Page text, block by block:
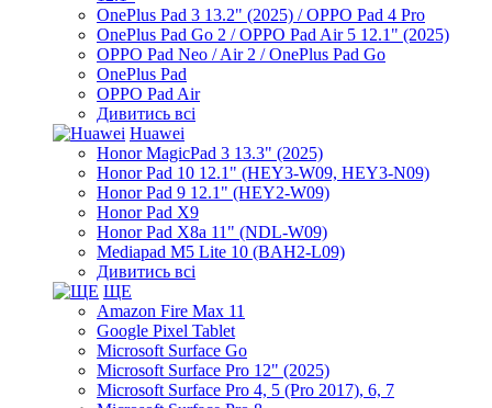
OnePlus Pad 3 13.2" (2025) / OPPO Pad 4 Pro
OnePlus Pad Go 2 / OPPO Pad Air 5 12.1" (2025)
OPPO Pad Neo / Air 2 / OnePlus Pad Go
OnePlus Pad
OPPO Pad Air
Дивитись всі
Huawei
Honor MagicPad 3 13.3" (2025)
Honor Pad 10 12.1" (HEY3-W09, HEY3-N09)
Honor Pad 9 12.1" (HEY2-W09)
Honor Pad X9
Honor Pad X8a 11" (NDL-W09)
Mediapad M5 Lite 10 (BAH2-L09)
Дивитись всі
ЩЕ
Amazon Fire Max 11
Google Pixel Tablet
Microsoft Surface Go
Microsoft Surface Pro 12" (2025)
Microsoft Surface Pro 4, 5 (Pro 2017), 6, 7